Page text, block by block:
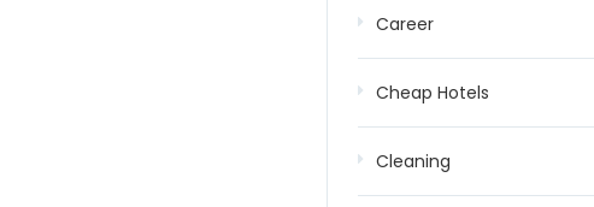
Career
Cheap Hotels
Cleaning